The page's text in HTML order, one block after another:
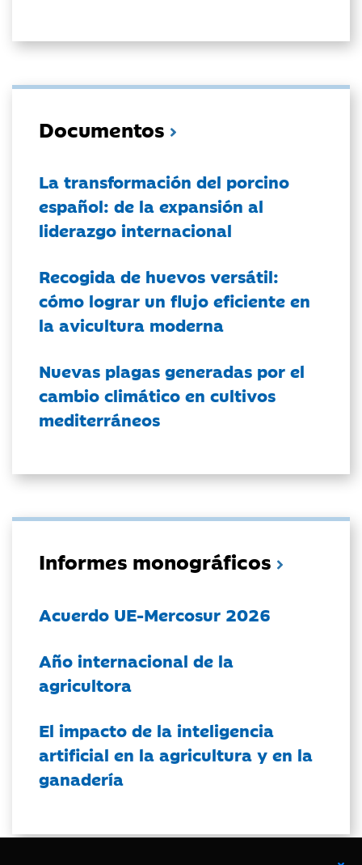
Documentos
La transformación del porcino
español: de la expansión al
liderazgo internacional
Recogida de huevos versátil:
cómo lograr un flujo eficiente en
la avicultura moderna
Nuevas plagas generadas por el
cambio climático en cultivos
mediterráneos
Informes monográficos
Acuerdo UE-Mercosur 2026
Año internacional de la
agricultora
El impacto de la inteligencia
artificial en la agricultura y en la
ganadería